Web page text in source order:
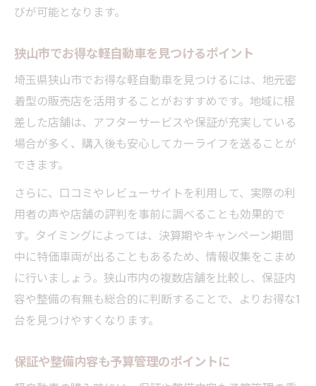
びが可能となります。
狭山市でお得な軽自動車を見つけるポイント
埼玉県狭山市でお得な軽自動車を見つけるには、地元密
着型の販売店を活用することがおすすめです。地域に根
差した店舗は、アフターサービスや保証が充実している
場合が多く、購入後も安心してカーライフを送ることが
できます。
さらに、口コミやレビューサイトを利用して、実際の利
用者の声や店舗の評判を事前に調べることも効果的で
す。タイミングによっては、決算期やキャンペーン期間
中に特価車両が出ることもあるため、情報収集をこまめ
に行いましょう。狭山市内の複数店舗を比較し、保証内
容や整備の有無も総合的に判断することで、よりお得な1
台を見つけやすくなります。
保証や整備内容も予算管理のポイントに